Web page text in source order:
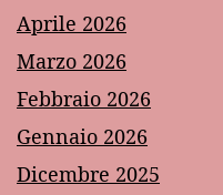
Aprile 2026
Marzo 2026
Febbraio 2026
Gennaio 2026
Dicembre 2025